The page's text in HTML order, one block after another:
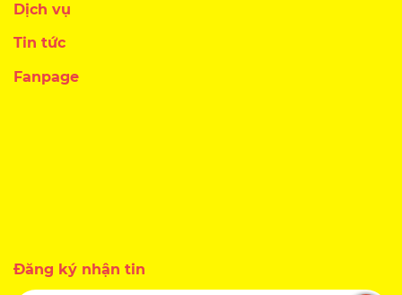
Dịch vụ
Tin tức
Fanpage
Đăng ký nhận tin